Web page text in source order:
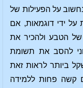
על הפעילות של
על ידי דוגמאות, אם
של הטבע ולהכיר את
להסב את תשומת
ביותר לראות זאת
קשה פחות ללמידה